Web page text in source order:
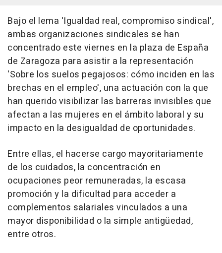
Bajo el lema 'Igualdad real, compromiso sindical',
ambas organizaciones sindicales se han
concentrado este viernes en la plaza de España
de Zaragoza para asistir a la representación
'Sobre los suelos pegajosos: cómo inciden en las
brechas en el empleo', una actuación con la que
han querido visibilizar las barreras invisibles que
afectan a las mujeres en el ámbito laboral y su
impacto en la desigualdad de oportunidades.
Entre ellas, el hacerse cargo mayoritariamente
de los cuidados, la concentración en
ocupaciones peor remuneradas, la escasa
promoción y la dificultad para acceder a
complementos salariales vinculados a una
mayor disponibilidad o la simple antigüedad,
entre otros.